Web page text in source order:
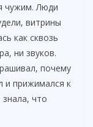
чужим. Люди
витрины
как сквозь
ни звуков.
почему
и прижимался к
что